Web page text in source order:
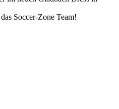
Soccer-Zone Team!